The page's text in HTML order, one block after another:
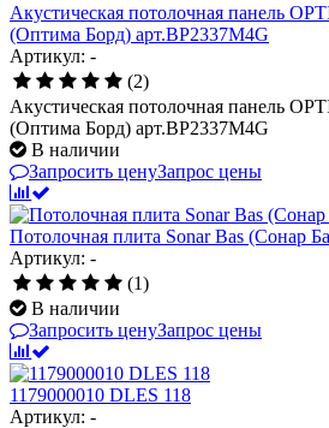
Акустическая потолочная панель
(Оптима Борд) арт.BP2337M4G
Артикул: -
(2)
Акустическая потолочная панель
(Оптима Борд) арт.BP2337M4G
В наличии
Запросить ценуЗапрос цены
Потолочная плита Sonar Bas (Сонар
Артикул: -
(1)
В наличии
Запросить ценуЗапрос цены
1179000010 DLES 118
Артикул: -